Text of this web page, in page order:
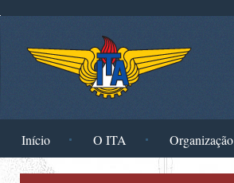
Início O ITA Organização